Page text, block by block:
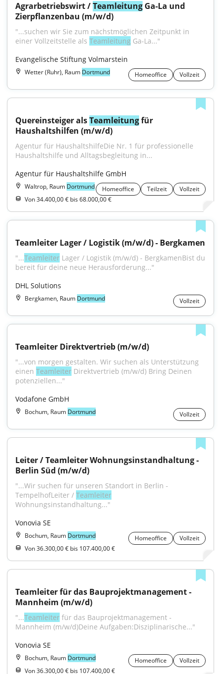
Agrarbetriebswirt / Teamleitung Ga-La und
Zierpflanzenbau (m/w/d)
"...suchen wir Sie zum nächstmöglichen Zeitpunkt in
einer Vollzeitstelle als Teamleitung Ga-La..."
Evangelische Stiftung Volmarstein
Wetter (Ruhr), Raum Dortmund Homeoffice Vollzeit
Quereinsteiger als Teamleitung für
Haushaltshilfen (m/w/d)
Agentur für HaushaltshilfeDie Nr. 1 für professionelle
Haushaltshilfe und Alltagsbegleitung in...
Agentur für Haushaltshilfe GmbH
Waltrop, Raum Dortmund Homeoffice Teilzeit
Vollzeit
Von 34.400,00 € bis 68.000,00 €
Teamleiter Lager / Logistik (m/w/d) - Bergkamen
"...Teamleiter Lager / Logistik (m/w/d) - BergkamenBist du
bereit für deine neue Herausforderung..."
DHL Solutions
Bergkamen, Raum Dortmund Vollzeit
Teamleiter Direktvertrieb (m/w/d)
"...von morgen gestalten. Wir suchen als Unterstützung
einen Teamleiter Direktvertrieb (m/w/d) Bring Deinen
potenziellen..."
Vodafone GmbH
Bochum, Raum Dortmund Vollzeit
Leiter / Teamleiter Wohnungsinstandhaltung -
Berlin Süd (m/w/d)
"...Wir suchen für unseren Standort in Berlin -
TempelhofLeiter / Teamleiter
Wohnungsinstandhaltung..."
Vonovia SE
Bochum, Raum Dortmund Homeoffice
Vollzeit
Von 36.300,00 € bis 107.400,00 €
Teamleiter für das Bauprojektmanagement -
Mannheim (m/w/d)
"...Teamleiter für das Bauprojektmanagement -
Mannheim (m/w/d)Deine Aufgaben:Disziplinarische..."
Vonovia SE
Bochum, Raum Dortmund Homeoffice
Vollzeit
Von 36.300,00 € bis 107.400,00 €